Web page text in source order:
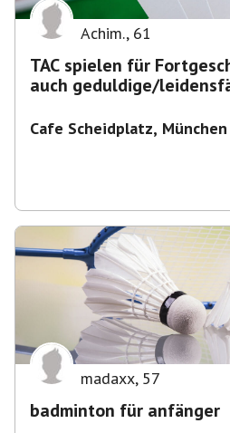
Achim., 61
TAC spielen für
auch geduldige/
Cafe Scheidplatz, München
madaxx, 57
badminton für anfänger